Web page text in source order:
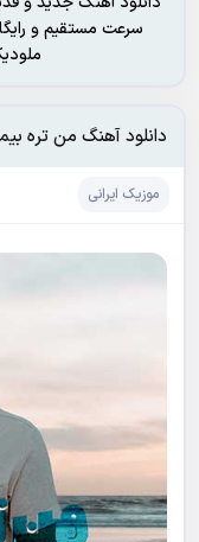
دانلود آهنگ من تره
موزیک ایرانی